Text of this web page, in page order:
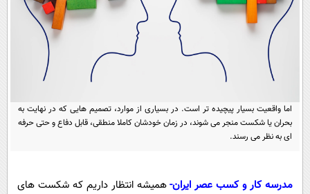
سفر و تفریح
اخبار کریپتو
گوناگون
سیاست
سرگرمی
گوناگون
داستان کوتاه
پیامک
آشپزی
اما واقعیت بسیار پیچیده تر است. در بسیاری از موارد، تصمیم هایی که در نهایت به
بحران یا شکست منجر می شوند، در زمان خودشان کاملا منطقی، قابل دفاع و حتی حرفه
ای به نظر می رسند.
مدرسه کار و کسب عصر ایران-همیشه انتظار داریم که شکست های